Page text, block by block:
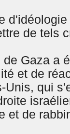
de tels
Gaza a
et de
Unis, qui
et de